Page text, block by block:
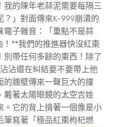
我的陳年老蒜泥需要每隔三
？」對面傳來K-999崩潰的
電子雜音：「重點不是蒜
**我們的推進器快沒紅棗
帶任何多餘的東西！除了
沾還在糾結要不要帶上他
的牆壁傳來一聲巨大的撞
戴著太陽眼鏡的太空吉娃
。它的背上揹著一個像是小
筆寫著「極品紅棗枸杞燃